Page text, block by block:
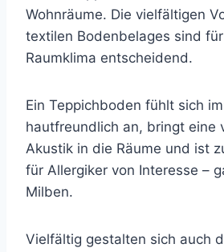
Wohnräume. Die vielfältigen
textilen Bodenbelages sind
Raumklima entscheidend.
Ein Teppichboden fühlt sich
hautfreundlich an, bringt eine
Akustik in die Räume und ist
für Allergiker von Interesse –
Milben.
Vielfältig gestalten sich auch